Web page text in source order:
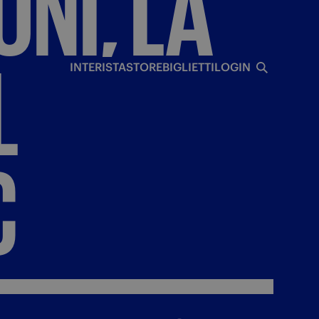
INTERISTASTOREBIGLIETTILOGIN